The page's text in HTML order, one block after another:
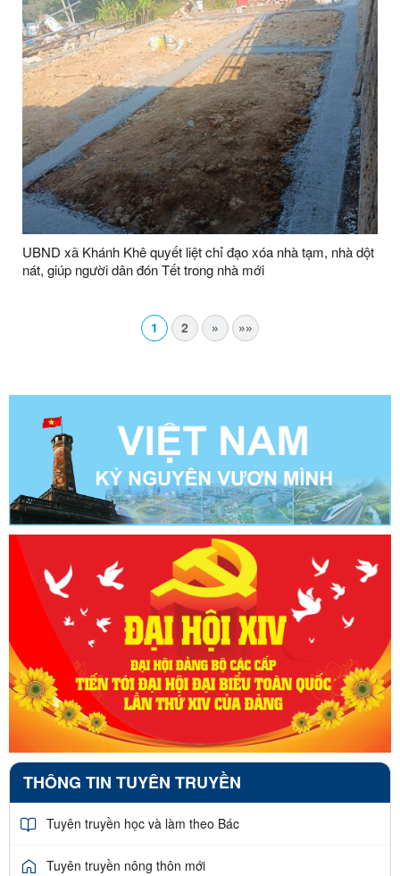
UBND xã Khánh Khê quyết liệt chỉ đạo xóa nhà tạm, nhà dột
nát, giúp người dân đón Tết trong nhà mới
1 2 » »»
THÔNG TIN TUYÊN TRUYỀN
Tuyên truyền học và làm theo Bác
Tuyên truyền nông thôn mới